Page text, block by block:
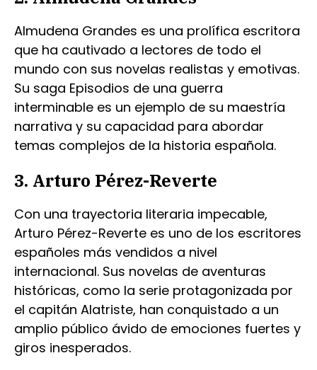
Almudena Grandes es una prolífica escritora
que ha cautivado a lectores de todo el
mundo con sus novelas realistas y emotivas.
Su saga Episodios de una guerra
interminable es un ejemplo de su maestría
narrativa y su capacidad para abordar
temas complejos de la historia española.
3. Arturo Pérez-Reverte
Con una trayectoria literaria impecable,
Arturo Pérez-Reverte es uno de los escritores
españoles más vendidos a nivel
internacional. Sus novelas de aventuras
históricas, como la serie protagonizada por
el capitán Alatriste, han conquistado a un
amplio público ávido de emociones fuertes y
giros inesperados.